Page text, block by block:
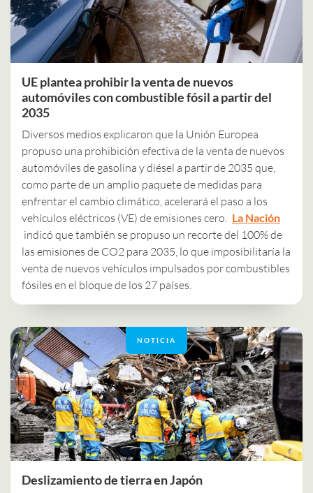
UE plantea prohibir la venta de nuevos
automóviles con combustible fósil a partir del
2035
Diversos medios explicaron que la Unión Europea
propuso una prohibición efectiva de la venta de nuevos
automóviles de gasolina y diésel a partir de 2035 que,
como parte de un amplio paquete de medidas para
enfrentar el cambio climático, acelerará el paso a los
vehículos eléctricos (VE) de emisiones cero.
La Nación
indicó que también se propuso un recorte del 100% de
las emisiones de CO2 para 2035, lo que imposibilitaría la
venta de nuevos vehículos impulsados por combustibles
fósiles en el bloque de los 27 países.
NOTICIA
Deslizamiento de tierra en Japón